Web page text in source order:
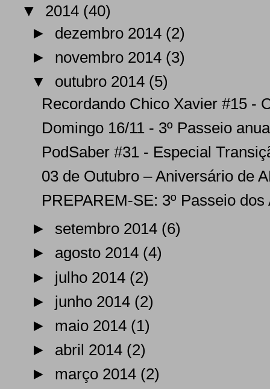
▼ 2014 (40)
► dezembro 2014 (2)
► novembro 2014 (3)
▼ outubro 2014 (5)
Recordando Chico Xavier #15 -
Domingo 16/11 - 3º Passeio
PodSaber #31 - Especial
03 de Outubro – Aniversário de
PREPAREM-SE: 3º Passeio
► setembro 2014 (6)
► agosto 2014 (4)
► julho 2014 (2)
► junho 2014 (2)
► maio 2014 (1)
► abril 2014 (2)
► março 2014 (2)